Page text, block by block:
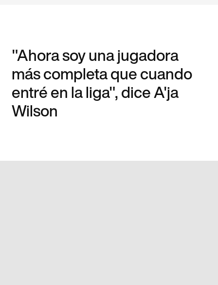
"Ahora soy una jugadora
más completa que cuando
entré en la liga", dice A'ja
Wilson